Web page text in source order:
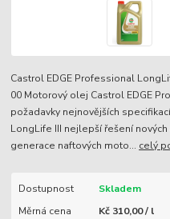
Castrol EDGE Professional
00 Motorový olej Castrol EDGE
požadavky nejnovějších
LongLife III nejlepší řešení
generace naftových moto... celý
Dostupnost
Skladem
Měrná cena
Kč 310,00 / l